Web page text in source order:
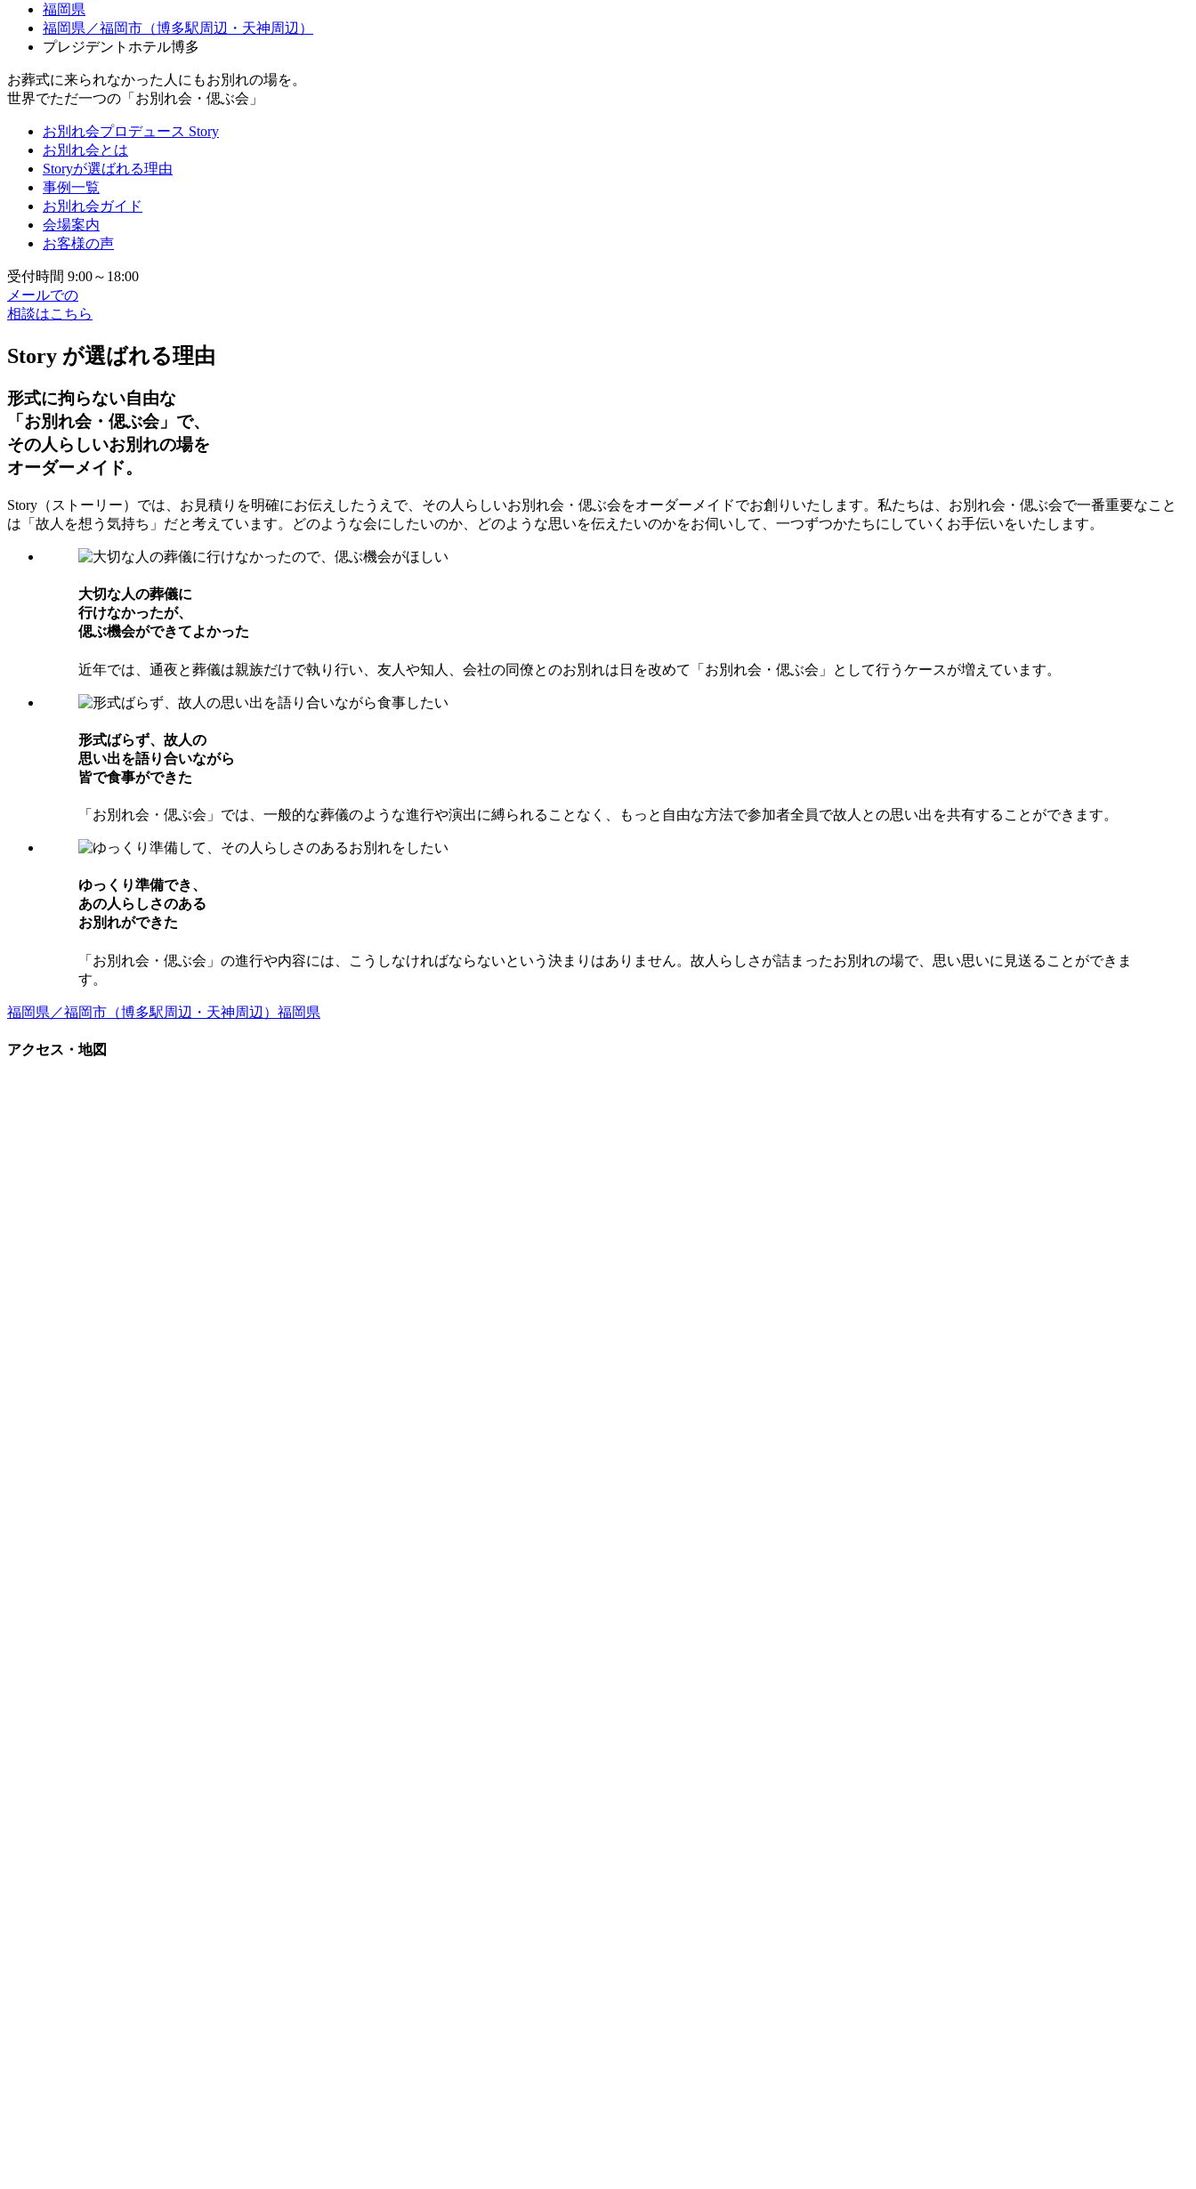
福岡県
福岡県／福岡市（博多駅周辺・天神周辺）
プレジデントホテル博多
お葬式に来られなかった人にもお別れの場を。
世界でただ一つの「お別れ会・偲ぶ会」
お別れ会プロデュース Story
お別れ会とは
Storyが選ばれる理由
事例一覧
お別れ会ガイド
会場案内
お客様の声
受付時間 9:00～18:00
メールでの
相談はこちら
Story が選ばれる理由
形式に拘らない自由な
「お別れ会・偲ぶ会」で、
その人らしいお別れの場を
オーダーメイド。
Story（ストーリー）では、お見積りを明確にお伝えしたうえで、その人らしいお別れ会・偲ぶ会をオーダーメイドでお創りいたします。私たちは、お別れ会・偲ぶ会で一番重要なこと
は「故人を想う気持ち」だと考えています。どのような会にしたいのか、どのような思いを伝えたいのかをお伺いして、一つずつかたちにしていくお手伝いをいたします。
⼤切な⼈の葬儀に
⾏けなかったが、
偲ぶ機会ができてよかった
近年では、通夜と葬儀は親族だけで執り行い、友人や知人、会社の同僚とのお別れは日を改めて「お別れ会・偲ぶ会」として行うケースが増えています。
形式ばらず、故⼈の
思い出を語り合いながら
皆で⾷事ができた
「お別れ会・偲ぶ会」では、一般的な葬儀のような進行や演出に縛られることなく、もっと自由な方法で参加者全員で故人との思い出を共有することができます。
ゆっくり準備でき、
あの⼈らしさのある
お別れができた
「お別れ会・偲ぶ会」の進行や内容には、こうしなければならないという決まりはありません。故人らしさが詰まったお別れの場で、思い思いに見送ることができま
す。
福岡県／福岡市（博多駅周辺・天神周辺） 福岡県
アクセス・地図